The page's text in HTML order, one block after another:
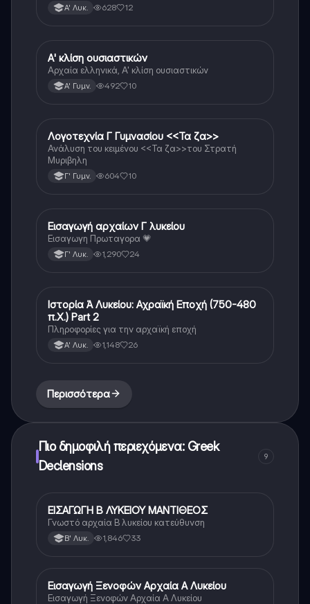
Α' Λυκ. 628 12
Αρχαία Ελληνικά
Α' κλίση ουσιαστικών
Αρχαία ελληνικά, Α' κλίση ουσιαστικών
Α' Γυμν. 492 10
Νέα Ελληνικά
Λογοτεχνία Γ Γυμνασίου <<Τα ζα>>
Ανάλυση του κειμένου <<Τα ζα>>του Στρατή
Μυριβηλη
Γ' Γυμν. 604 10
Αρχαία Ελληνικά
Εισαγωγή αρχαίων Γ λυκείου
Εισαγωγη Πρωταγορα 💗
Γ' Λυκ. 1,290 24
Νέα Ελληνικά
Ιστορία Ά Λυκείου: Αχραϊκή Εποχή (750-480
π.Χ.) Part 2
Πληροφορίες για την αρχαϊκή εποχή
Α' Λυκ. 1,148 26
Περισσότερα
Πιο δημοφιλή περιεχόμενα: Greek
Declensions
9
Αρχαία Ελληνικά (Ανθρ.)
ΕΙΣΑΓΩΓΗ Β ΛΥΚΕΙΟΥ ΜΑΝΤΙΘΕΟΣ
Γνωστό αρχαία Β λυκείου κατεύθυνση
Β' Λυκ. 1,846 33
Αρχαία Ελληνικά
Εισαγωγή Ξενοφών Αρχαία Α Λυκείου
Εισαγωγή Ξενοφών Αρχαία Α Λυκείου